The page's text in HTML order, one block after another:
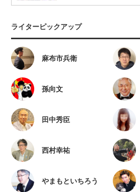
ライターピックアップ
麻布市兵衛
孫向文
田中秀臣
西村幸祐
やまもといちろう